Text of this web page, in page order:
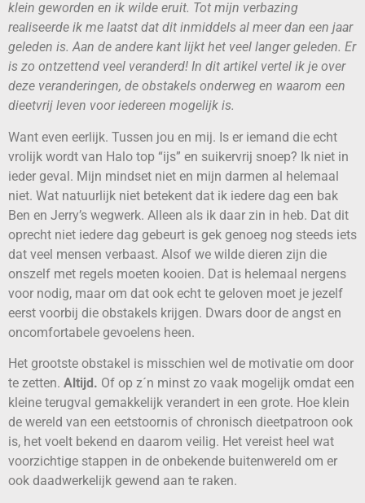
klein geworden en ik wilde eruit. Tot mijn verbazing
realiseerde ik me laatst dat dit inmiddels al meer dan een jaar
geleden is. Aan de andere kant lijkt het veel langer geleden. Er
is zo ontzettend veel veranderd! In dit artikel vertel ik je over
deze veranderingen, de obstakels onderweg en waarom een
dieetvrij leven voor iedereen mogelijk is.
Want even eerlijk. Tussen jou en mij. Is er iemand die echt
vrolijk wordt van Halo top “ijs” en suikervrij snoep? Ik niet in
ieder geval. Mijn mindset niet en mijn darmen al helemaal
niet. Wat natuurlijk niet betekent dat ik iedere dag een bak
Ben en Jerry’s wegwerk. Alleen als ik daar zin in heb. Dat dit
oprecht niet iedere dag gebeurt is gek genoeg nog steeds iets
dat veel mensen verbaast. Alsof we wilde dieren zijn die
onszelf met regels moeten kooien. Dat is helemaal nergens
voor nodig, maar om dat ook echt te geloven moet je jezelf
eerst voorbij die obstakels krijgen. Dwars door de angst en
oncomfortabele gevoelens heen.
Het grootste obstakel is misschien wel de motivatie om door
te zetten. Altijd. Of op z´n minst zo vaak mogelijk omdat een
kleine terugval gemakkelijk verandert in een grote. Hoe klein
de wereld van een eetstoornis of chronisch dieetpatroon ook
is, het voelt bekend en daarom veilig. Het vereist heel wat
voorzichtige stappen in de onbekende buitenwereld om er
ook daadwerkelijk gewend aan te raken.